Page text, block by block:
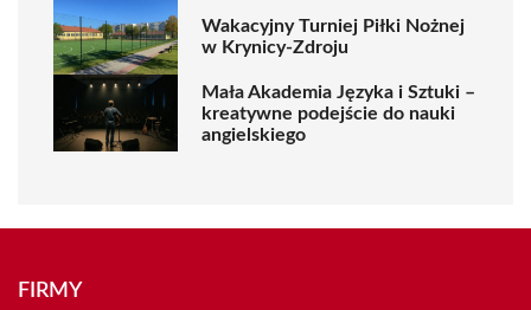
Wakacyjny Turniej Piłki Nożnej
w Krynicy-Zdroju
Mała Akademia Języka i Sztuki –
kreatywne podejście do nauki
angielskiego
FIRMY